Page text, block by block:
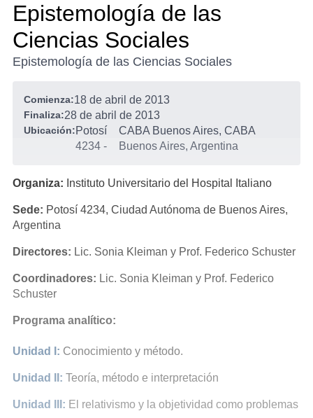
Epistemología de las
Ciencias Sociales
Epistemología de las Ciencias Sociales
Comienza:18 de abril de 2013
Finaliza:28 de abril de 2013
Ubicación:Potosí
4234 -
CABA Buenos Aires, CABA
Buenos Aires, Argentina
Organiza: Instituto Universitario del Hospital Italiano
Sede: Potosí 4234, Ciudad Autónoma de Buenos Aires,
Argentina
Directores: Lic. Sonia Kleiman y Prof. Federico Schuster
Coordinadores: Lic. Sonia Kleiman y Prof. Federico
Schuster
Programa analítico:
Unidad I: Conocimiento y método.
Unidad II: Teoría, método e interpretación
Unidad III: El relativismo y la objetividad como problemas